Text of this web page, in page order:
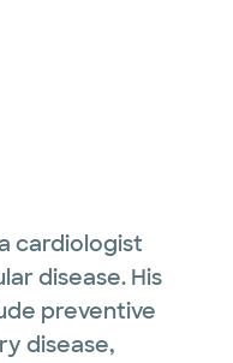
cardiologist
disease. His
preventive
disease,